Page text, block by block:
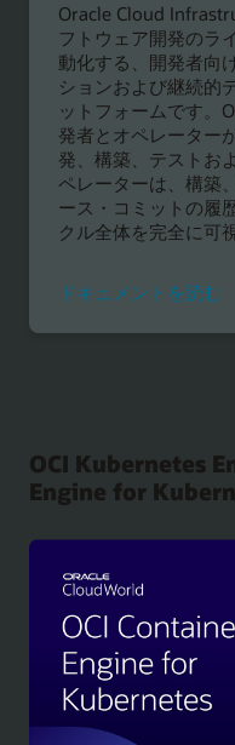
む
Oracle Cloud
フトウェア開発のラ
動化する、開発者向
ションおよび継続的
ットフォームです。
発者とオペレーター
発、構築、テストお
ペレーターは、構築
ース・コミットの履
クル全体を完全に可
ドキュメントを読むド
む
OCI Kubernetes
Engine for